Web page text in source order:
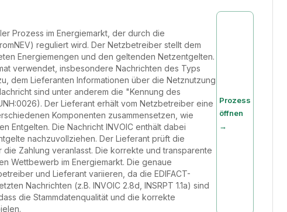
Prozess im Energiemarkt, der durch die
reguliert wird. Der Netzbetreiber stellt dem
Energiemengen und den geltenden Netzentgelten.
verwendet, insbesondere Nachrichten des Typs
dem Lieferanten Informationen über die Netznutzung
sind unter anderem die "Kennung des
Der Lieferant erhält vom Netzbetreiber eine
Komponenten zusammensetzen, wie
Entgelten. Die Nachricht INVOIC enthält dabei
nachzuvollziehen. Der Lieferant prüft die
Zahlung veranlasst. Die korrekte und transparente
Wettbewerb im Energiemarkt. Die genaue
und Lieferant variieren, da die EDIFACT-
Nachrichten (z.B. INVOIC 2.8d, INSRPT 1.1a) sind
die Stammdatenqualität und die korrekte
Prozess
öffnen
→